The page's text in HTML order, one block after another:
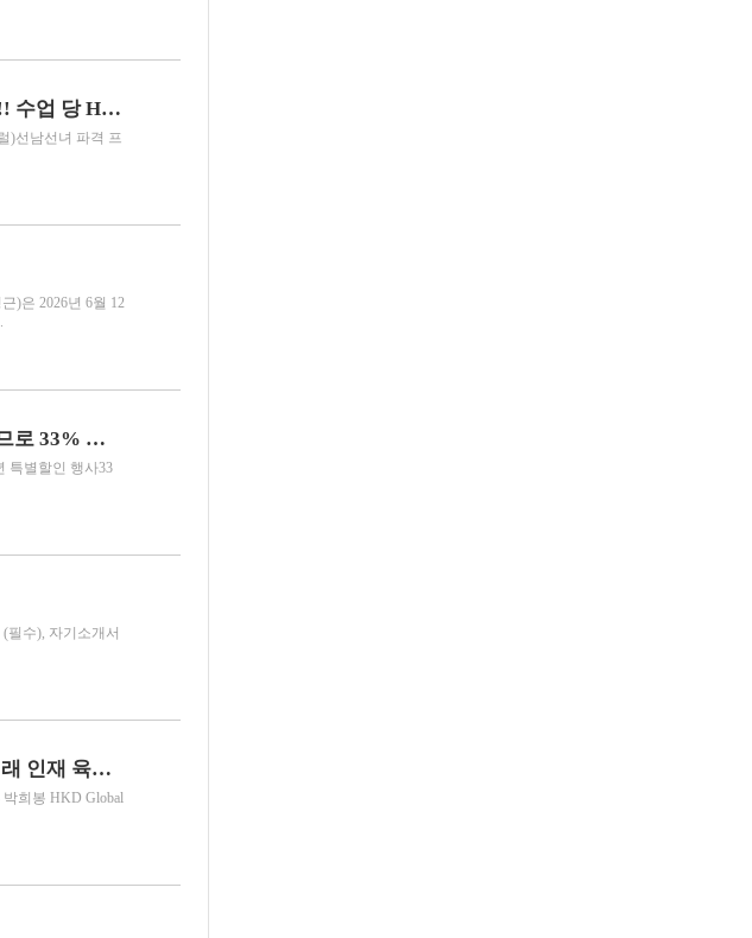
J PLUS 피트니스(센트럴) 선남선녀 파격 프로모션!! 수업 당 HKD200
)선남선녀 파격 프
)은 2026년 6월 12
서라벌(침사추이) 33주년 특별할인 행사 33주년이므로 33% 할인!!!
특별할인 행사33
필수), 자기소개서
홍콩한국국제학교, ‘PHB 장학금 수여식’ 개최… 미래 인재 육성에 앞장 - 박희봉 HKD Global 회장, hkd10만 기부
희봉 HKD Global